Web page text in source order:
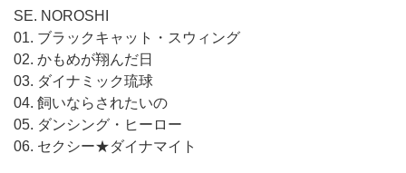
SE. NOROSHI
01. ブラックキャット・スウィング
02. かもめが翔んだ日
03. ダイナミック琉球
04. 飼いならされたいの
05. ダンシング・ヒーロー
06. セクシー★ダイナマイト